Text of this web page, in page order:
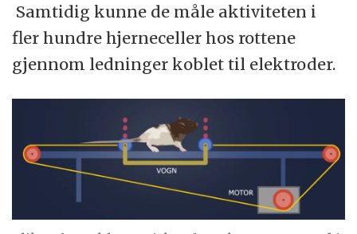
Samtidig kunne de måle aktiviteten i
fler hundre hjerneceller hos rottene
gjennom ledninger koblet til elektroder.